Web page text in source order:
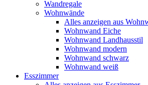
Wandregale
Wohnwände
Alles anzeigen aus
Wohnwand Eiche
Wohnwand Landhausstil
Wohnwand modern
Wohnwand schwarz
Wohnwand weiß
Esszimmer